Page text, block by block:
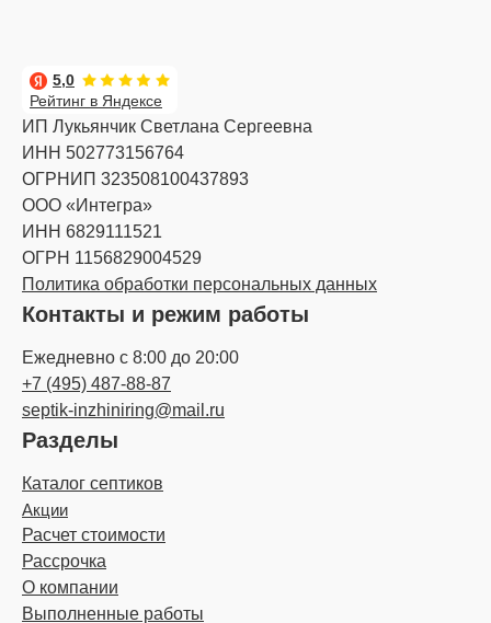
Рейтинг в Яндексе
5,0
ИП Лукьянчик Светлана Сергеевна
ИНН 502773156764
ОГРНИП 323508100437893
ООО «Интегра»
ИНН 6829111521
ОГРН 1156829004529
Политика обработки персональных данных
Контакты и режим работы
Ежедневно с 8:00 до 20:00
+7 (495) 487-88-87
septik-inzhiniring@mail.ru
Разделы
Каталог септиков
Акции
Расчет стоимости
Рассрочка
О компании
Выполненные работы